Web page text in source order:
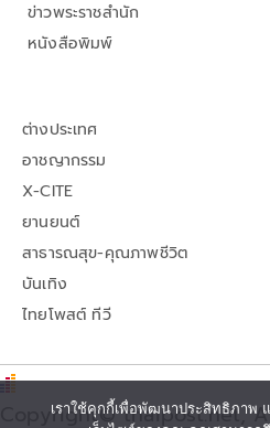
ข่าวพระราชสำนัก
หนังสือพิมพ์
ต่างประเทศ
อาชญากรรม
X-CITE
ยานยนต์
สาธารณสุข-คุณภาพชีวิต
บันเทิง
ไทยโพสต์ ทีวี
Copyright© thaipost.net,
เราใช้คุกกี้เพื่อพัฒนาประสิทธิภาพ